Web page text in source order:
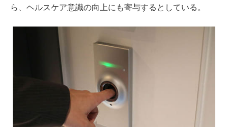
ら、ヘルスケア意識の向上にも寄与するとしている。